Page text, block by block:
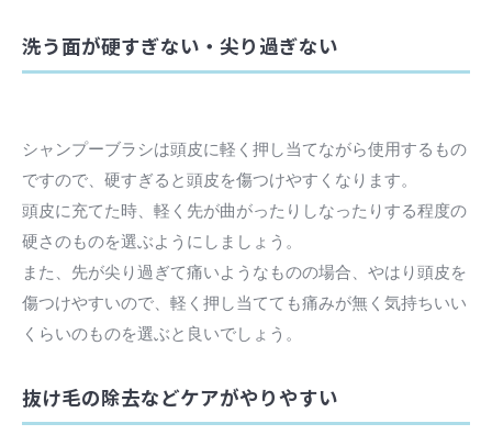
洗う面が硬すぎない・尖り過ぎない
シャンプーブラシは頭皮に軽く押し当てながら使用するもの
ですので、硬すぎると頭皮を傷つけやすくなります。
頭皮に充てた時、軽く先が曲がったりしなったりする程度の
硬さのものを選ぶようにしましょう。
また、先が尖り過ぎて痛いようなものの場合、やはり頭皮を
傷つけやすいので、軽く押し当てても痛みが無く気持ちいい
くらいのものを選ぶと良いでしょう。
抜け毛の除去などケアがやりやすい